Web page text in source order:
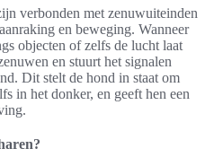
verbonden met zenuwuiteinden
en beweging. Wanneer
objecten of zelfs de lucht laat
en stuurt het signalen
Dit stelt de hond in staat om
in het donker, en geeft hen een